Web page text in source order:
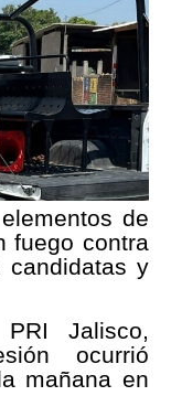
de
fuego contra
candidatas y
Jalisco,
ocurrió
mañana en